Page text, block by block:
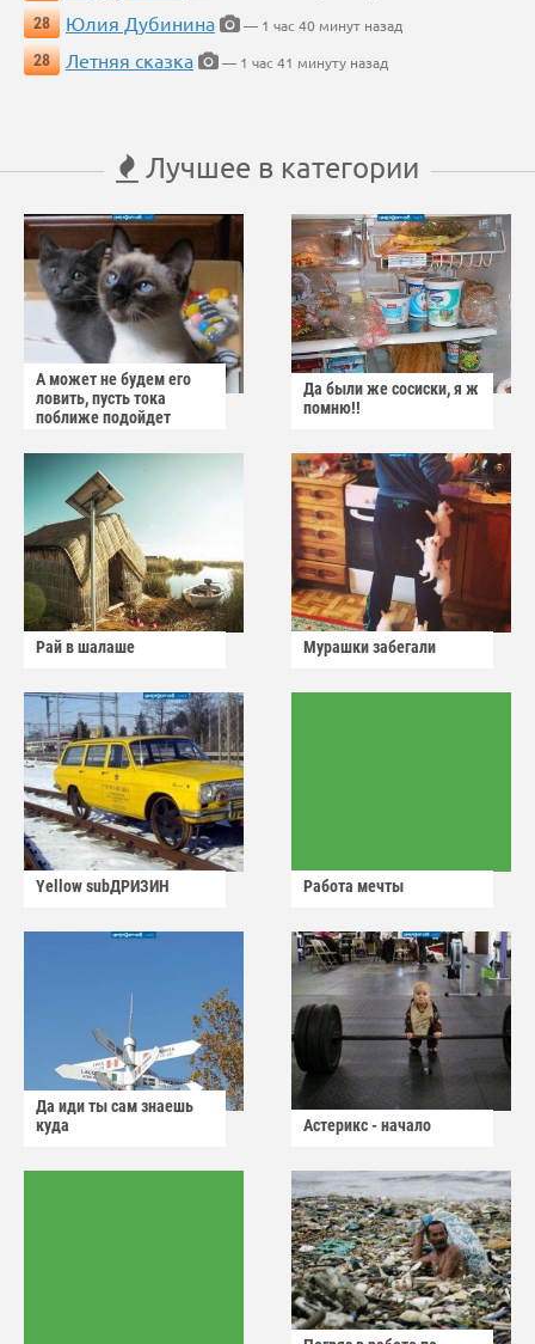
28
Юлия Дубинина
— 1 час 40 минут назад
28
Летняя сказка — 1 час 41 минуту назад
Лучшее в категории
А может не будем его
ловить, пусть тока
поближе подойдет
Да были же сосиски, я ж
помню!!
Рай в шалаше Мурашки забегали
Yellow subДРИЗИН Работа мечты
Да иди ты сам знаешь
куда
Астерикс - начало